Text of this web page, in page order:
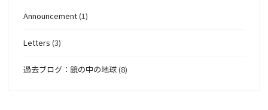
Announcement(1)
Letters (3)
過去ブログ：鏡の中の地球(8)